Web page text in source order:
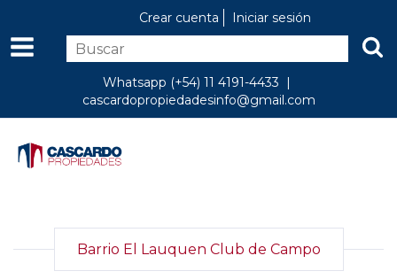
Crear cuenta Iniciar sesión
Whatsapp (+54) 11 4191-4433 |
cascardopropiedadesinfo@gmail.com
Barrio El Lauquen Club de Campo